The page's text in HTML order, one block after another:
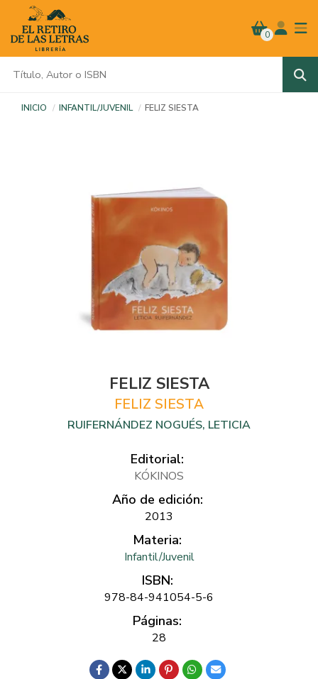
0
INICIO INFANTIL/JUVENIL FELIZ SIESTA
FELIZ SIESTA
FELIZ SIESTA
RUIFERNÁNDEZ NOGUÉS, LETICIA
Editorial:
KÓKINOS
Año de edición:
2013
Materia:
Infantil/Juvenil
ISBN:
978-84-941054-5-6
Páginas:
28